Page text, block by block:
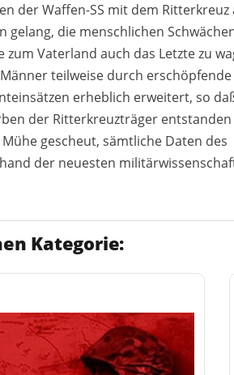
der Waffen-SS mit dem Ritterkreuz
gelang, die menschlichen
Vaterland auch das Letzte zu
teilweise durch
erheblich erweitert, so
der Ritterkreuzträger entstanden
gescheut, sämtliche Daten des
der neuesten
Kategorie: